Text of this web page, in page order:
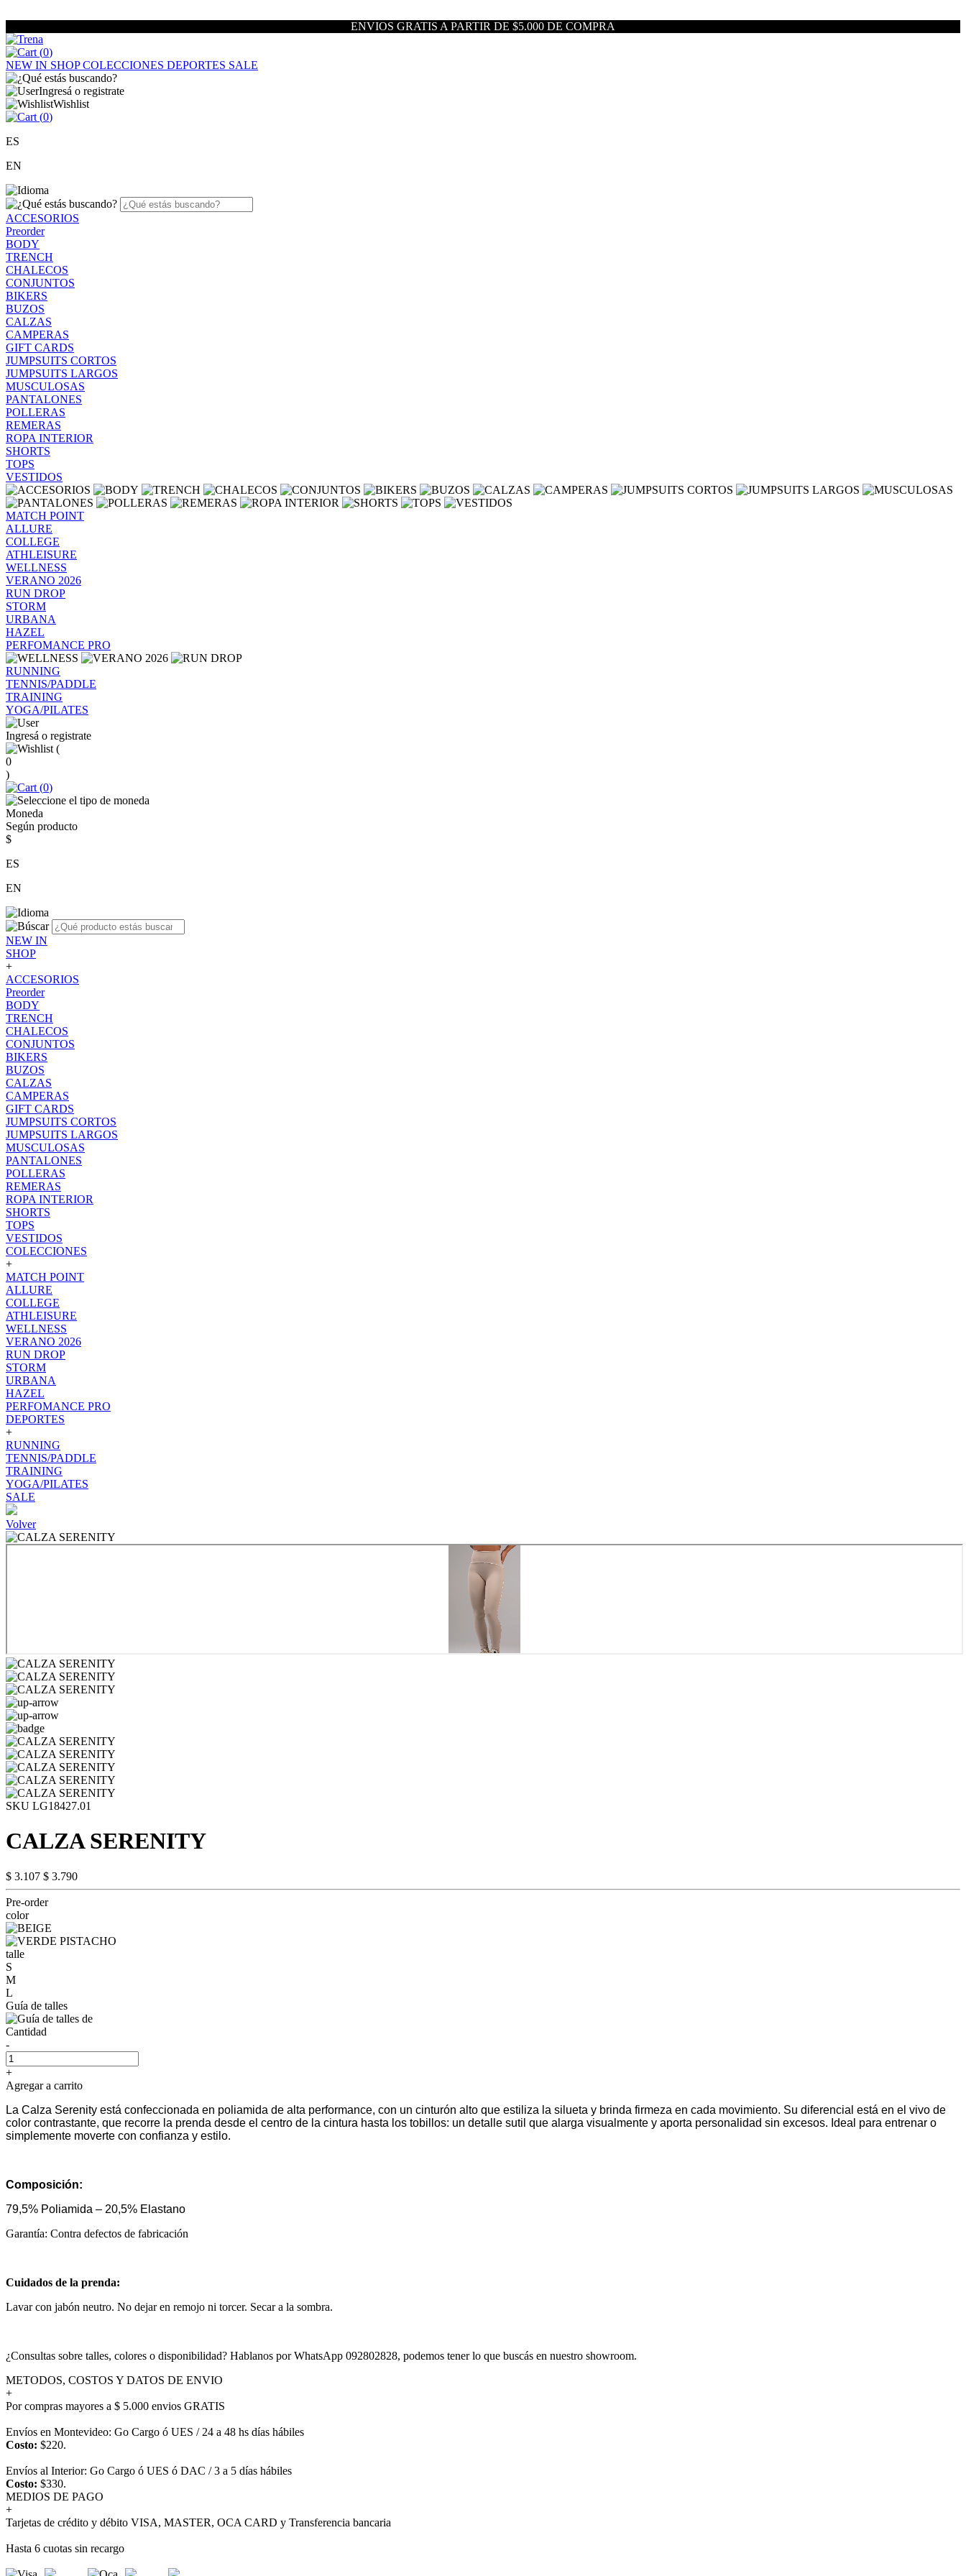
ENVIOS GRATIS A PARTIR DE $5.000 DE COMPRA
(0)
NEW IN SHOPCOLECCIONES DEPORTES SALE
Ingresá o registrate
Wishlist
(0)
ES
EN
ACCESORIOS
Preorder
BODY
TRENCH
CHALECOS
CONJUNTOS
BIKERS
BUZOS
CALZAS
CAMPERAS
GIFT CARDS
JUMPSUITS CORTOS
JUMPSUITS LARGOS
MUSCULOSAS
PANTALONES
POLLERAS
REMERAS
ROPA INTERIOR
SHORTS
TOPS
VESTIDOS
MATCH POINT
ALLURE
COLLEGE
ATHLEISURE
WELLNESS
VERANO 2026
RUN DROP
STORM
URBANA
HAZEL
PERFOMANCE PRO
RUNNING
TENNIS/PADDLE
TRAINING
YOGA/PILATES
Ingresá o registrate
(
0
)
(0)
Moneda
Según producto
$
ES
EN
NEW IN
SHOP
+
ACCESORIOS
Preorder
BODY
TRENCH
CHALECOS
CONJUNTOS
BIKERS
BUZOS
CALZAS
CAMPERAS
GIFT CARDS
JUMPSUITS CORTOS
JUMPSUITS LARGOS
MUSCULOSAS
PANTALONES
POLLERAS
REMERAS
ROPA INTERIOR
SHORTS
TOPS
VESTIDOS
COLECCIONES
+
MATCH POINT
ALLURE
COLLEGE
ATHLEISURE
WELLNESS
VERANO 2026
RUN DROP
STORM
URBANA
HAZEL
PERFOMANCE PRO
DEPORTES
+
RUNNING
TENNIS/PADDLE
TRAINING
YOGA/PILATES
SALE
Volver
SKU LG18427.01
CALZA SERENITY
$ 3.107 $ 3.790
Pre-order
color
talle
S
M
L
Guía de talles
Cantidad
-
+
Agregar a carrito
La Calza Serenity está confeccionada en poliamida de alta performance, con un cinturón alto que estiliza la silueta y brinda firmeza en cada movimiento. Su diferencial está en el vivo de
color contrastante, que recorre la prenda desde el centro de la cintura hasta los tobillos: un detalle sutil que alarga visualmente y aporta personalidad sin excesos. Ideal para entrenar o
simplemente moverte con confianza y estilo.
Composición:
79,5% Poliamida – 20,5% Elastano
Garantía: Contra defectos de fabricación
Cuidados de la prenda:
Lavar con jabón neutro. No dejar en remojo ni torcer. Secar a la sombra.
¿Consultas sobre talles, colores o disponibilidad? Hablanos por WhatsApp 092802828, podemos tener lo que buscás en nuestro showroom.
METODOS, COSTOS Y DATOS DE ENVIO
+
Por compras mayores a $ 5.000 envios GRATIS
Envíos en Montevideo: Go Cargo ó UES / 24 a 48 hs días hábiles
Costo: $220.
Envíos al Interior: Go Cargo ó UES ó DAC / 3 a 5 días hábiles
Costo: $330.
MEDIOS DE PAGO
+
Tarjetas de crédito y débito VISA, MASTER, OCA CARD y Transferencia bancaria
Hasta 6 cuotas sin recargo